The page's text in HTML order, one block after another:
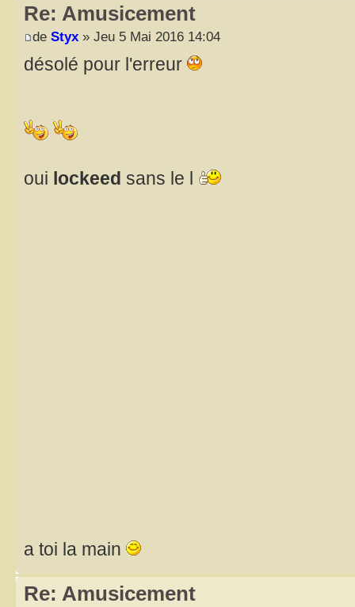
Re: Amusicement
de Styx » Jeu 5 Mai 2016 14:04
désolé pour l'erreur
oui lockeed sans le l
a toi la main
Re: Amusicement